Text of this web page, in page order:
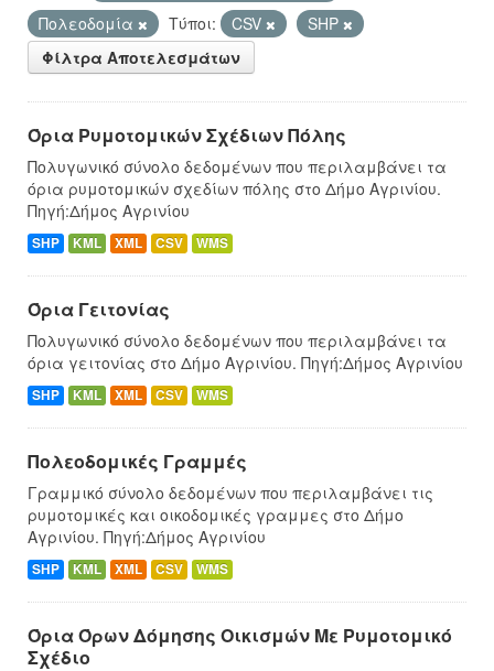
Πολεοδομία
Τύποι: CSV
SHP
Φίλτρα Αποτελεσμάτων
Όρια Ρυμοτομικών Σχέδιων Πόλης
Πολυγωνικό σύνολο δεδομένων που περιλαμβάνει τα
όρια ρυμοτομικών σχεδίων πόλης στο Δήμο Αγρινίου.
Πηγή:Δήμος Αγρινίου
SHP KML XML CSV WMS
Όρια Γειτονίας
Πολυγωνικό σύνολο δεδομένων που περιλαμβάνει τα
όρια γειτονίας στο Δήμο Αγρινίου. Πηγή:Δήμος Αγρινίου
SHP KML XML CSV WMS
Πολεοδομικές Γραμμές
Γραμμικό σύνολο δεδομένων που περιλαμβάνει τις
ρυμοτομικές και οικοδομικές γραμμες στο Δήμο
Αγρινίου. Πηγή:Δήμος Αγρινίου
SHP KML XML CSV WMS
Όρια Όρων Δόμησης Οικισμών Με Ρυμοτομικό
Σχέδιο